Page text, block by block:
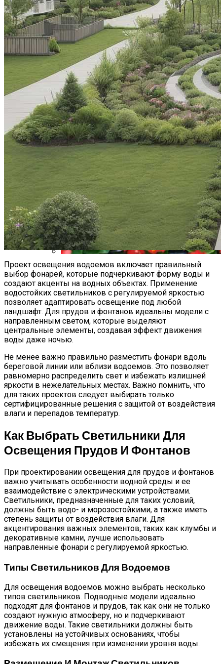
Как Избежать Ошибок При Сборке
Мебели Из ЛДСП
Кустарники С Яркими Осенними
Плодами Для Вашего Сада
Великая Китайская Стена — Великое
Достояние Мировой Культуры
Гёреме – Национальный Парк Церквей
Цветочные Композиции Для Сада:
Идеи И Вдохновение
Бегонии: Красота И Нежность В Вашем
Саду
Проект освещения водоемов включает правильный
выбор фонарей, которые подчеркивают форму воды и
создают акценты на водных объектах. Применение
водостойких светильников с регулируемой яркостью
позволяет адаптировать освещение под любой
ландшафт. Для прудов и фонтанов идеальны модели с
направленным светом, которые выделяют
центральные элементы, создавая эффект движения
воды даже ночью.
Не менее важно правильно разместить фонари вдоль
береговой линии или вблизи водоемов. Это позволяет
равномерно распределить свет и избежать излишней
яркости в нежелательных местах. Важно помнить, что
для таких проектов следует выбирать только
сертифицированные решения с защитой от воздействия
влаги и перепадов температур.
Как Выбрать Светильники Для
Освещения Прудов И Фонтанов
При проектировании освещения для прудов и фонтанов
важно учитывать особенности водной среды и ее
взаимодействие с электрическими устройствами.
Светильники, предназначенные для таких условий,
должны быть водо- и морозостойкими, а также иметь
степень защиты от воздействия влаги. Для
акцентирования важных элементов, таких как клумбы и
декоративные камни, лучше использовать
направленные фонари с регулируемой яркостью.
Типы Светильников Для Водоемов
Для освещения водоемов можно выбрать несколько
типов светильников. Подводные модели идеально
подходят для фонтанов и прудов, так как они не только
создают нужную атмосферу, но и подчеркивают
движение воды. Такие светильники должны быть
установлены на устойчивых основаниях, чтобы
избежать их смещения при изменении уровня воды.